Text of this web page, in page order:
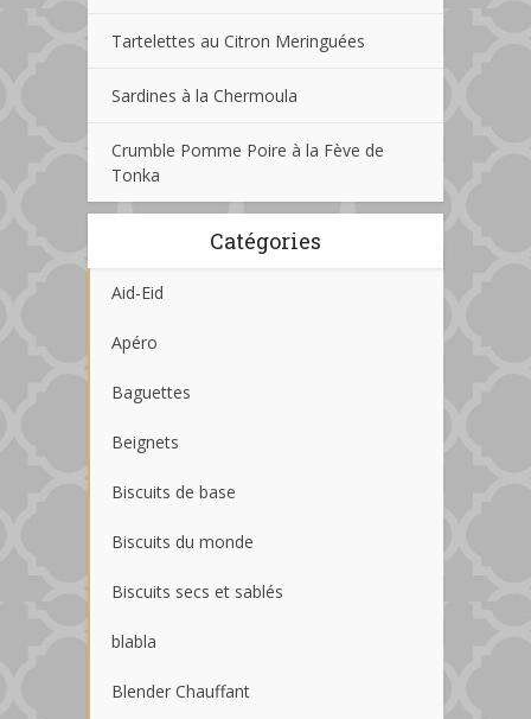
Tartelettes au Citron Meringuées
Sardines à la Chermoula
Crumble Pomme Poire à la Fève de
Tonka
Catégories
Aid-Eid
Apéro
Baguettes
Beignets
Biscuits de base
Biscuits du monde
Biscuits secs et sablés
blabla
Blender Chauffant